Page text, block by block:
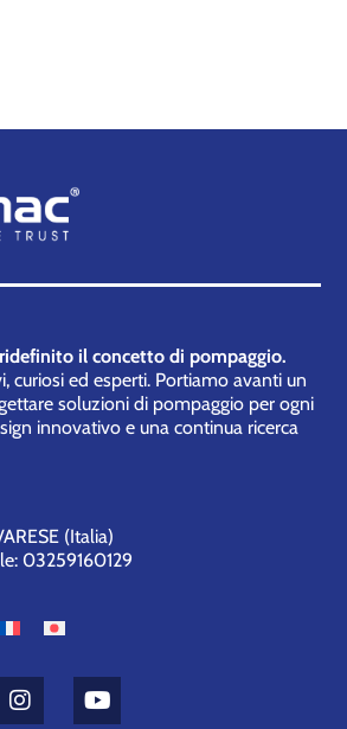
il concetto di pompaggio.
curiosi ed esperti. Portiamo avanti un
soluzioni di pompaggio per ogni
innovativo e una continua ricerca
(Italia)
03259160129